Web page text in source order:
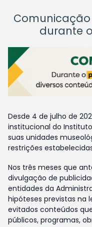
Comunicação
durante
Desde 4 de julho de
institucional do
suas unidades
restrições
Nos três meses que
divulgação de
entidades da
hipóteses previstas na
evitados conteúdos
públicos, programas,